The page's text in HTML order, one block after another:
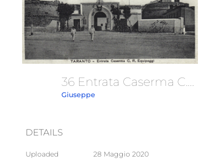
36 Entrata Caserma C.R.Equipaggi
Giuseppe
DETAILS
Uploaded 28 Maggio 2020